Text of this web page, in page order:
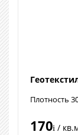
Плотность
170i /